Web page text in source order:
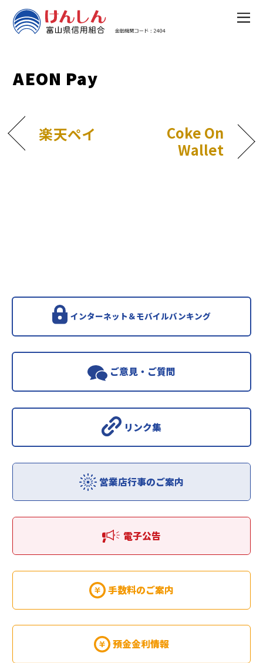
AEON Pay
楽天ペイ
Coke On
Wallet
インターネット＆モバイルバンキング
ご意見・ご質問
リンク集
営業店行事のご案内
電子公告
手数料のご案内
預金金利情報